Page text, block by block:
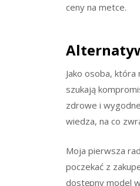
ceny na metce.
Jako osoba,
szukają
zdrowe i
wiedza, na co
Moja pierwsza
poczekać z
dostępny model